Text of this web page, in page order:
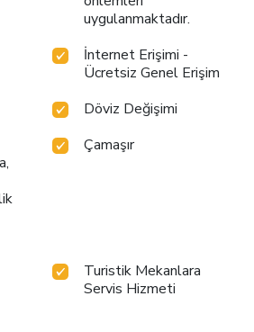
uygulanmaktadır.
İnternet Erişimi -
Ücretsiz Genel Erişim
Döviz Değişimi
Çamaşır
Turistik Mekanlara
Servis Hizmeti